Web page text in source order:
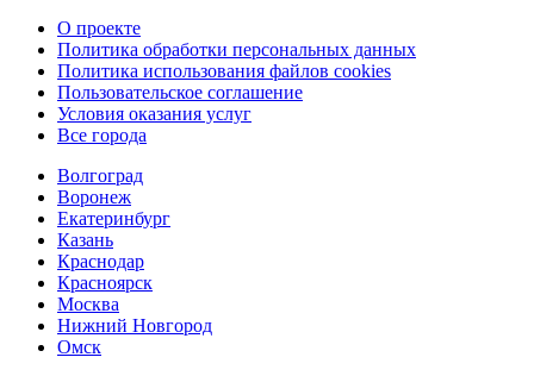
О проекте
Политика обработки персональных данных
Политика использования файлов cookies
Пользовательское соглашение
Условия оказания услуг
Все города
Волгоград
Воронеж
Екатеринбург
Казань
Краснодар
Красноярск
Москва
Нижний Новгород
Омск